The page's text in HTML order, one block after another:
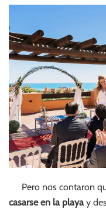
Pero nos contaron
casarse en la playay